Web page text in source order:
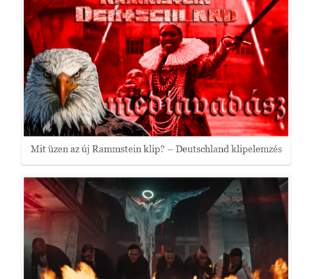
Mit üzen az új Rammstein klip? – Deutschland klipelemzés